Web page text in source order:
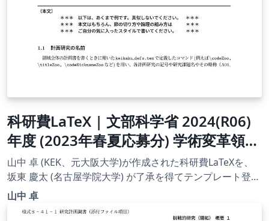
科研費LaTeX | 文部科学省 2024(R06)
年度 (2023年春夏応募分) 学術変革領域
研究 | 学術変革領域研究(B) (計画研究)
| 2023.04.21
山中 卓 (KEK、元大阪大学)が作成された科研費LaTeXを、
坂東 慶太 (名古屋学院大学) が了承を得てテンプレート登録
しています。 詳細はこちら↓をご確認ください。
山中 卓